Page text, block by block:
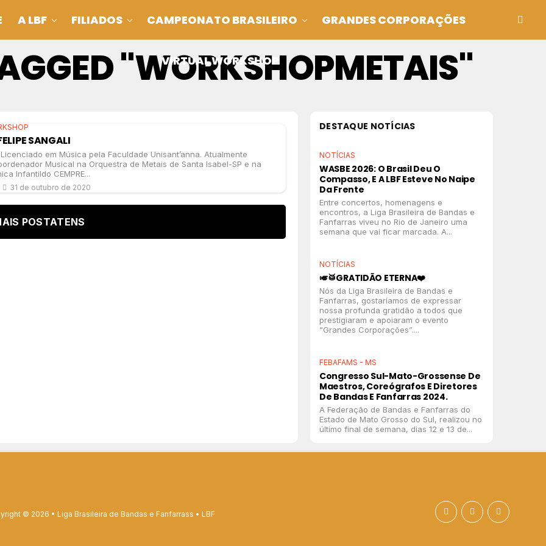
A LBF FILIADOS CAMPEONATO BRASILEIRO GRANDES CORPORAÇÕES
VIRTUAL WORKSHOP
"WORKSHOPMETAIS"
SANGALI
em Música pela Faculdade Unisant’anna. Atualmente
Musical na Orquestra de Metais de Santa Isabel-SP e na
Infantildo CEMPRE...
31 de outubro de 2020
POSTATENS
DESTAQUE NOTÍCIAS
NOTÍCIAS
WASBE 2026: O Brasil Deu O
Compasso, E A LBF Esteve No Naipe
Da Frente
Entre concertos, homenagens e
encontros, a Liga Brasileira de Bandas e
Fanfarras viveu no Rio de Janeiro uma
semana que vai ficar marcada. A...
NOTÍCIAS
🎺🥁GRATIDÃO ETERNA❤️
Nós da Liga Brasileira de Bandas e
Fanfarras, gostaríamos de expressar
nossa profunda gratidão a todos que
prestigiaram e apoiaram o evento
“Grandes Corporações”....
FEBAFAMS - MS
Congresso Sul-Mato-Grossense De
Maestros, Coreógrafos E Diretores
De Bandas E Fanfarras 2024.
A Federação de Bandas e Fanfarras do
Estado de Mato Grosso do Sul, realizou no
último final de semana, dias 12 e 13 de...
© 2026 • Liga Brasileira de Bandas e Fanfarrass • LBF